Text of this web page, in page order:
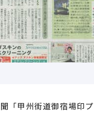
「甲州街道御宿場印